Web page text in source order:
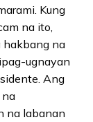
Kung
na ito,
hakbang na
ugnayan
Ang
na
na labanan